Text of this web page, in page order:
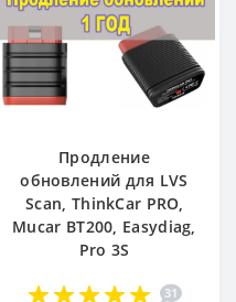
Продление
обновлений для LVS
Scan, ThinkCar PRO,
Mucar BT200, Easydiag,
Pro 3S
31